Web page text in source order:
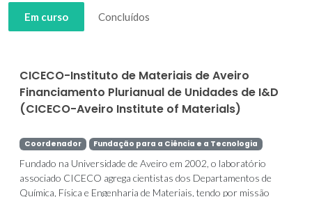
Em curso Concluídos
CICECO-Instituto de Materiais de Aveiro
Financiamento Plurianual de Unidades de I&D
(CICECO-Aveiro Institute of Materials)
Coordenador Fundação para a Ciência e a Tecnologia
Fundado na Universidade de Aveiro em 2002, o laboratório
associado CICECO agrega cientistas dos Departamentos de
Química, Física e Engenharia de Materiais, tendo por missão